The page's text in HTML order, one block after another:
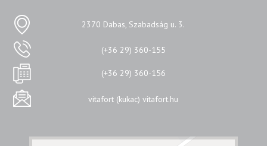
2370 Dabas, Szabadság u. 3.
(+36 29) 360-155
(+36 29) 360-156
vitafort (kukac) vitafort.hu